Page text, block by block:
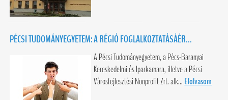
PÉCSI TUDOMÁNYEGYETEM: A RÉGIÓ FOGLALKOZTATÁSÁÉR...
A Pécsi Tudományegyetem, a Pécs-Baranyai
Kereskedelmi és Iparkamara, illetve a Pécsi
Városfejlesztési Nonprofit Zrt. alk... Elolvasom